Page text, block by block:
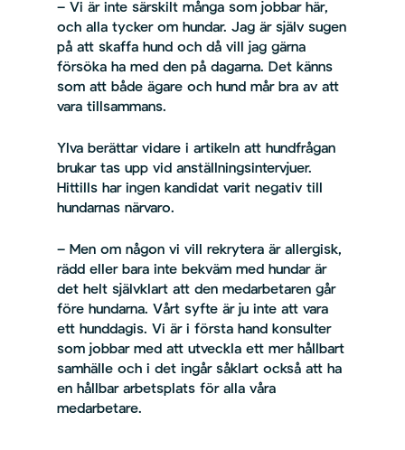
– Vi är inte särskilt många som jobbar här,
och alla tycker om hundar. Jag är själv sugen
på att skaffa hund och då vill jag gärna
försöka ha med den på dagarna. Det känns
som att både ägare och hund mår bra av att
vara tillsammans.
Ylva berättar vidare i artikeln att hundfrågan
brukar tas upp vid anställningsintervjuer.
Hittills har ingen kandidat varit negativ till
hundarnas närvaro.
– Men om någon vi vill rekrytera är allergisk,
rädd eller bara inte bekväm med hundar är
det helt självklart att den medarbetaren går
före hundarna. Vårt syfte är ju inte att vara
ett hunddagis. Vi är i första hand konsulter
som jobbar med att utveckla ett mer hållbart
samhälle och i det ingår såklart också att ha
en hållbar arbetsplats för alla våra
medarbetare.